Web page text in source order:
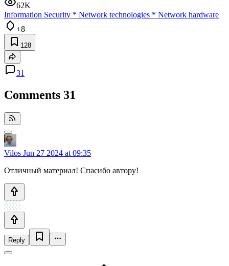
62K
Information Security * Network technologies * Network hardware
+8
128
31
Comments 31
Vilos Jun 27 2024 at 09:35
Отличный материал! Спасибо автору!
Reply